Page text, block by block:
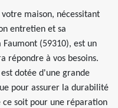
maison, nécessitant
entretien et sa
(59310), est un
répondre à vos besoins.
dotée d'une grande
pour assurer la durabilité
soit pour une réparation